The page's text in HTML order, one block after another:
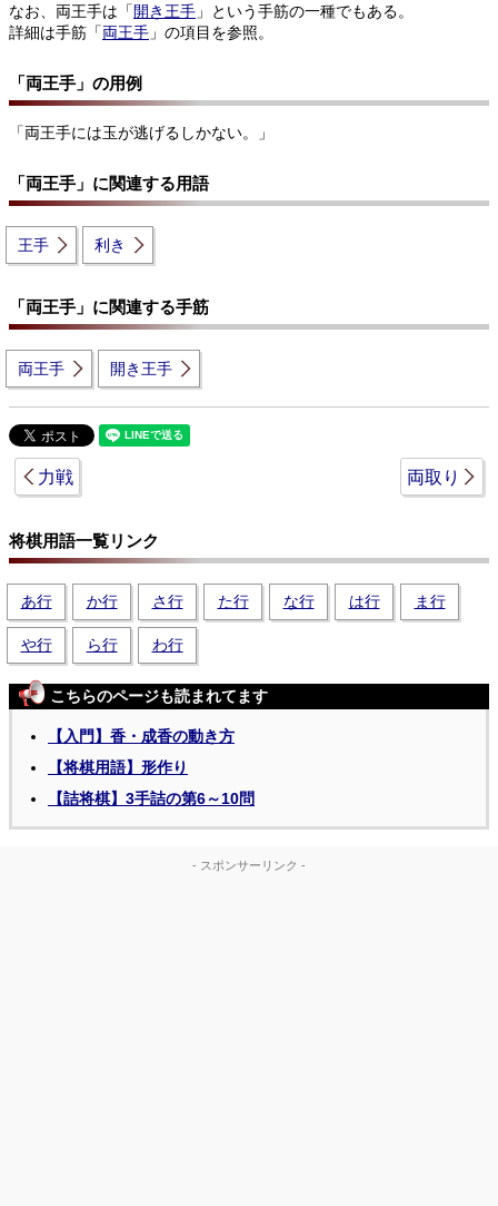
なお、両王手は「開き王手 」という手筋の一種でもある。
詳細は手筋「両王手 」の項目を参照。
「両王手」の用例
「両王手には玉が逃げるしかない。」
「両王手」に関連する用語
王手 利き
「両王手」に関連する手筋
両王手 開き王手
力戦 両取り
将棋用語一覧リンク
あ行 か行 さ行 た行 な行 は行 ま行
や行 ら行 わ行
こちらのページも読まれてます
【入門】香・成香の動き方
【将棋用語】形作り
【詰将棋】3手詰の第6～10問
- スポンサーリンク -